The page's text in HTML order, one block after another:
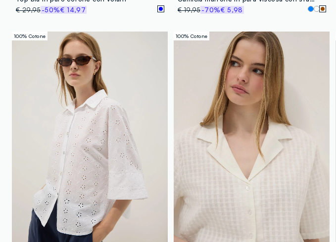
€ 29,95-50%€ 14,97
€ 19,95-70%€ 5,98
100% Cotone 100% Cotone